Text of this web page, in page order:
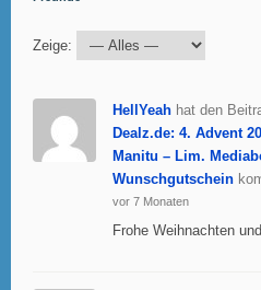
Zeige:
HellYeah hat den
Dealz.de: 4. Advent
Manitu – Lim.
Wunschgutschein
vor 7 Monaten
Frohe Weihnachten